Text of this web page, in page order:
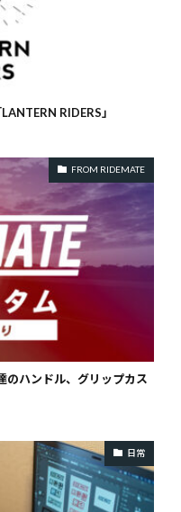
RIDERS」
FROM RIDEMATE
のハンドル、グリップカス
日常